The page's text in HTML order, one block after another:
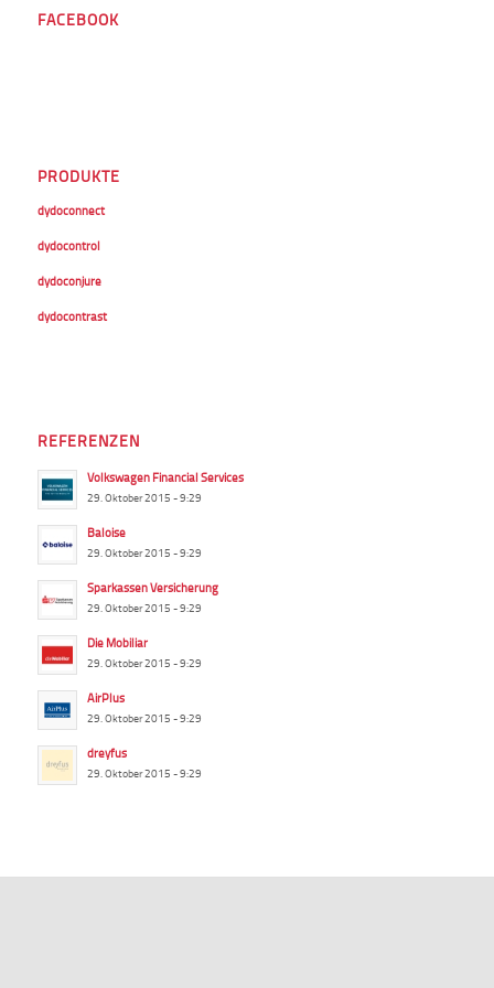
FACEBOOK
PRODUKTE
dydoconnect
dydocontrol
dydoconjure
dydocontrast
REFERENZEN
Volkswagen Financial Services
29. Oktober 2015 - 9:29
Baloise
29. Oktober 2015 - 9:29
Sparkassen Versicherung
29. Oktober 2015 - 9:29
Die Mobiliar
29. Oktober 2015 - 9:29
AirPlus
29. Oktober 2015 - 9:29
dreyfus
29. Oktober 2015 - 9:29